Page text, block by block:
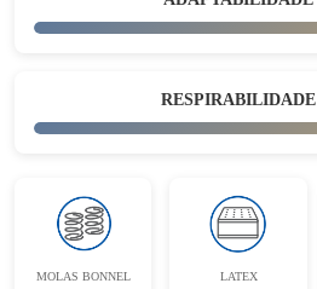
RESPIRABILIDADE
MOLAS BONNEL LATEX